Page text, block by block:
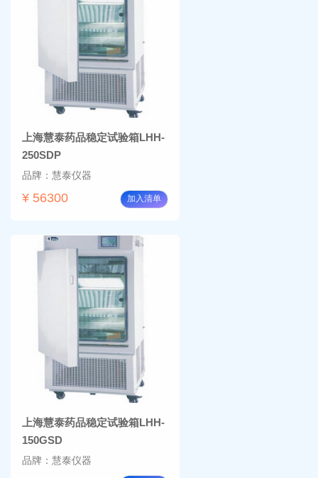
上海慧泰药品稳定试验箱LHH-
250SDP
品牌：慧泰仪器
¥ 56300 加入清单
上海慧泰药品稳定试验箱LHH-
150GSD
品牌：慧泰仪器